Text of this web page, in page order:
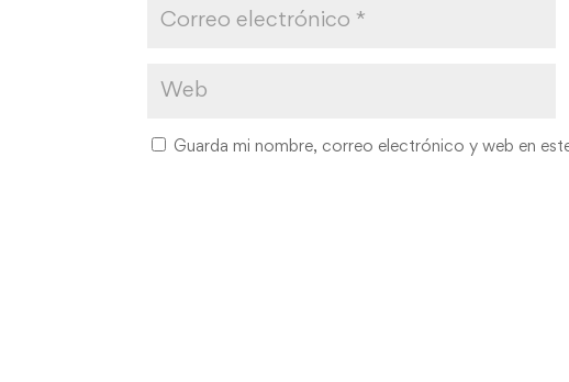
Guarda mi nombre, correo electrónico y web en